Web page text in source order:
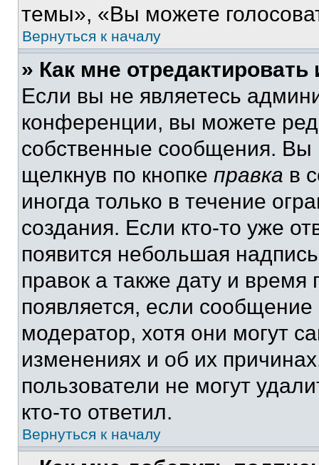
темы», «Вы можете
Вернуться к началу
» Как мне
Если вы не являетесь
конференции, вы можете
собственные сообщения. Вы
щелкнув по кнопке правка в
иногда только в течение
создания. Если кто-то уже
появится небольшая
правок а также дату и
появляется, если
модератор, хотя они могут
изменениях и об их
пользователи не могут
кто-то ответил.
Вернуться к началу